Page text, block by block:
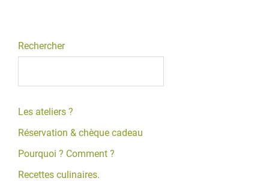
Rechercher
Les ateliers ?
Réservation & chèque cadeau
Pourquoi ? Comment ?
Recettes culinaires.